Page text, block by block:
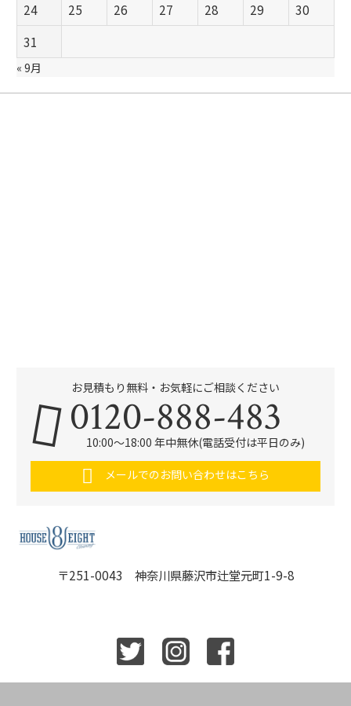
24
25 26 27 28 29
30
31
« 9月
〒251-0043 神奈川県藤沢市辻堂元町1-9-8
お見積もり無料・お気軽にご相談ください
0120-888-483
10:00～18:00 年中無休(電話受付は平日のみ)
メールでのお問い合わせはこちら